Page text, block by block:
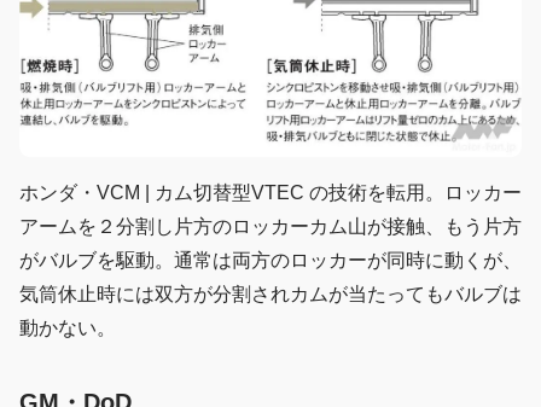
ホンダ・VCM | カム切替型VTEC の技術を転用。ロッカー
アームを２分割し片方のロッカーカム山が接触、もう片方
がバルブを駆動。通常は両方のロッカーが同時に動くが、
気筒休止時には双方が分割されカムが当たってもバルブは
動かない。